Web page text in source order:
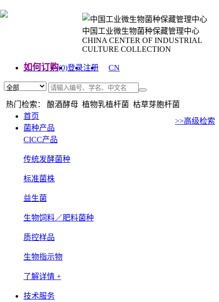
中国工业微生物菌种保藏管理中心
CHINA CENTER OF INDUSTRIAL
CULTURE COLLECTION
如何订购(0)登录注册
CN
热门检索： 酿酒酵母 植物乳植杆菌 枯草芽胞杆菌
>>高级检索
首页
菌种产品
CICC产品
传统发酵菌种
标准菌株
益生菌
生物饲料／肥料菌种
质控样品
生物指示物
了解详情 +
技术服务